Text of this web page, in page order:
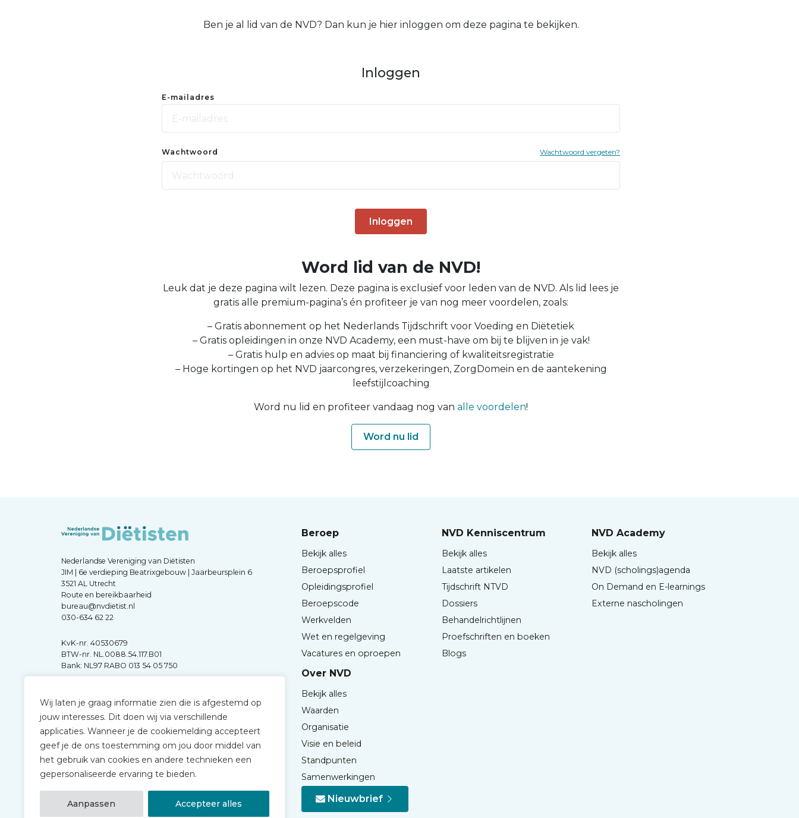
Wij laten je graag informatie zien die is afgestemd op
jouw interesses. Dit doen wij via verschillende
applicaties. Wanneer je de cookiemelding accepteert
geef je de ons toestemming om jou door middel van
het gebruik van cookies en andere technieken een
gepersonaliseerde ervaring te bieden.
Aanpassen Accepteer alles
Ben je al lid van de NVD? Dan kun je hier inloggen om deze pagina te bekijken.
Inloggen
E-mailadres
Wachtwoord Wachtwoord vergeten?
Inloggen
Word lid van de NVD!
Leuk dat je deze pagina wilt lezen. Deze pagina is exclusief voor leden van de NVD. Als lid lees je
gratis alle premium-pagina’s én profiteer je van nog meer voordelen, zoals:
– Gratis abonnement op het Nederlands Tijdschrift voor Voeding en Diëtetiek
– Gratis opleidingen in onze NVD Academy, een must-have om bij te blijven in je vak!
– Gratis hulp en advies op maat bij financiering of kwaliteitsregistratie
– Hoge kortingen op het NVD jaarcongres, verzekeringen, ZorgDomein en de aantekening
leefstijlcoaching
Word nu lid en profiteer vandaag nog van alle voordelen!
Word nu lid
Nederlandse Vereniging van Diëtisten
JIM | 6e verdieping Beatrixgebouw | Jaarbeursplein 6
3521 AL Utrecht
Route en bereikbaarheid
bureau@nvdietist.nl
030-634 62 22
KvK-nr. 40530679
BTW-nr. NL.0088.54.117.B01
Bank: NL97 RABO 013 54 05 750
Beroep
Bekijk alles
Beroepsprofiel
Opleidingsprofiel
Beroepscode
Werkvelden
Wet en regelgeving
Vacatures en oproepen
NVD Kenniscentrum
Bekijk alles
Laatste artikelen
Tijdschrift NTVD
Dossiers
Behandelrichtlijnen
Proefschriften en boeken
Blogs
NVD Academy
Bekijk alles
NVD (scholings)agenda
On Demand en E-learnings
Externe nascholingen
Over NVD
Bekijk alles
Waarden
Organisatie
Visie en beleid
Standpunten
Samenwerkingen
Nieuwbrief